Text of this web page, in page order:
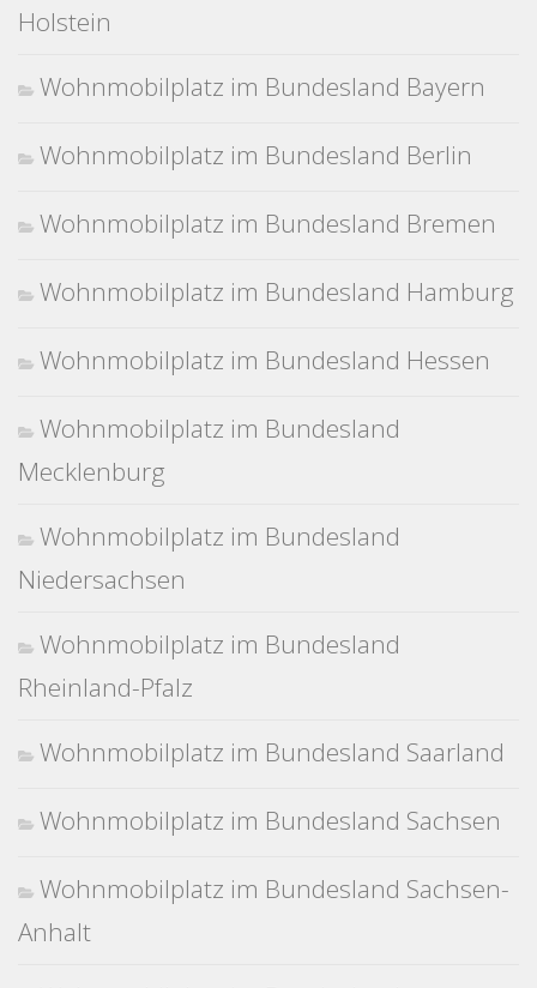
Holstein
Wohnmobilplatz im Bundesland Bayern
Wohnmobilplatz im Bundesland Berlin
Wohnmobilplatz im Bundesland Bremen
Wohnmobilplatz im Bundesland Hamburg
Wohnmobilplatz im Bundesland Hessen
Wohnmobilplatz im Bundesland
Mecklenburg
Wohnmobilplatz im Bundesland
Niedersachsen
Wohnmobilplatz im Bundesland
Rheinland-Pfalz
Wohnmobilplatz im Bundesland Saarland
Wohnmobilplatz im Bundesland Sachsen
Wohnmobilplatz im Bundesland Sachsen-
Anhalt